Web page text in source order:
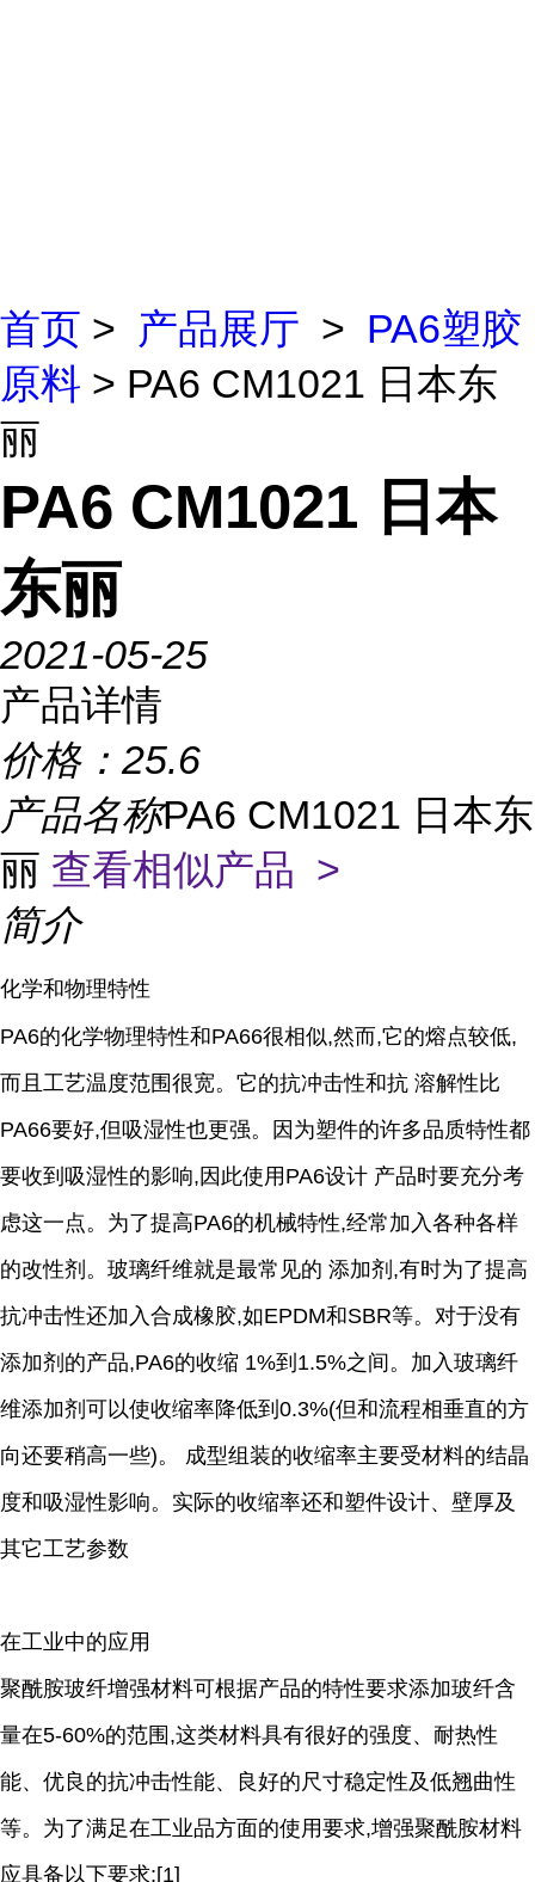
首页 > 产品展厅 > PA6塑胶
原料 > PA6 CM1021 日本东
丽
PA6 CM1021 日本
东丽
2021-05-25
产品详情
价格： 25.6
产品名称PA6 CM1021 日本东
丽 查看相似产品 >
简介
化学和物理特性
PA6的化学物理特性和PA66很相似,然而,它的熔点较低,
而且工艺温度范围很宽。它的抗冲击性和抗 溶解性比
PA66要好,但吸湿性也更强。因为塑件的许多品质特性都
要收到吸湿性的影响,因此使用PA6设计 产品时要充分考
虑这一点。为了提高PA6的机械特性,经常加入各种各样
的改性剂。玻璃纤维就是最常见的 添加剂,有时为了提高
抗冲击性还加入合成橡胶,如EPDM和SBR等。对于没有
添加剂的产品,PA6的收缩 1%到1.5%之间。加入玻璃纤
维添加剂可以使收缩率降低到0.3%(但和流程相垂直的方
向还要稍高一些)。 成型组装的收缩率主要受材料的结晶
度和吸湿性影响。实际的收缩率还和塑件设计、壁厚及
其它工艺参数
在工业中的应用
聚酰胺玻纤增强材料可根据产品的特性要求添加玻纤含
量在5-60%的范围,这类材料具有很好的强度、耐热性
能、优良的抗冲击性能、良好的尺寸稳定性及低翘曲性
等。为了满足在工业品方面的使用要求,增强聚酰胺材料
应具备以下要求:[1]